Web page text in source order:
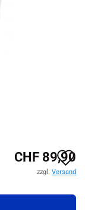
CHF 89,90
zzgl. Versand